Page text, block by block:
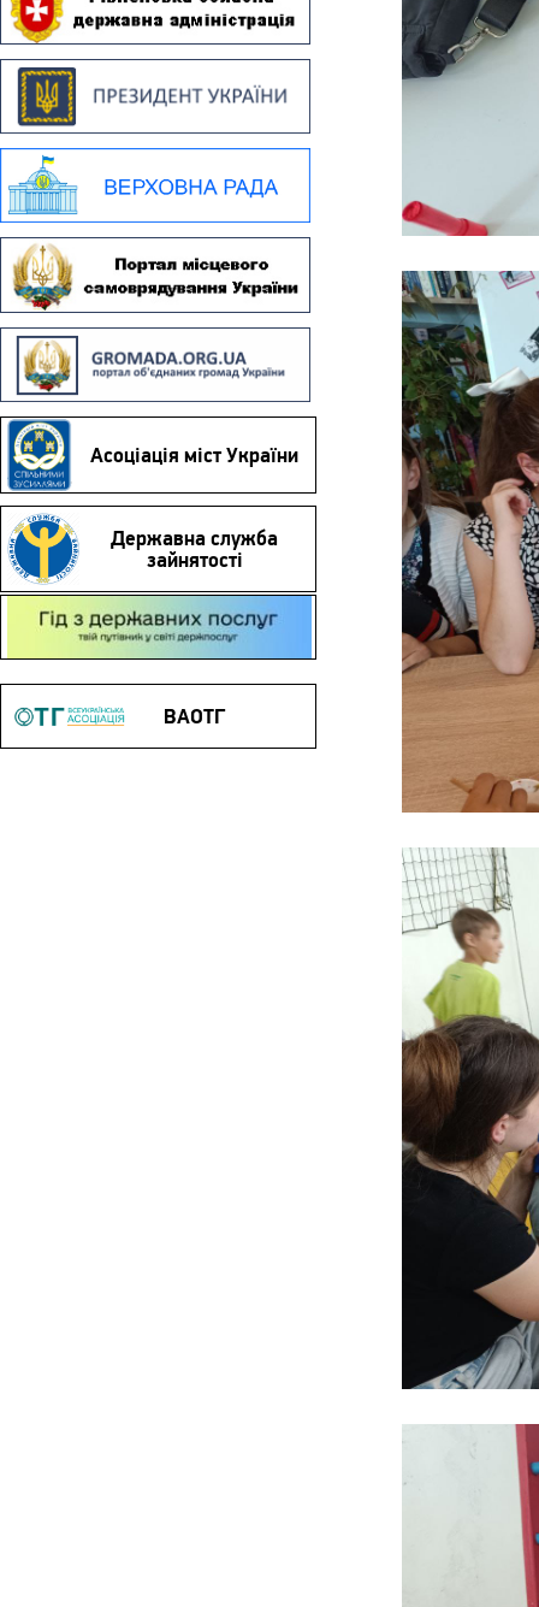
Асоціація міст України
Державна служба
зайнятості
Гід з державних послуг
ВАОТГ